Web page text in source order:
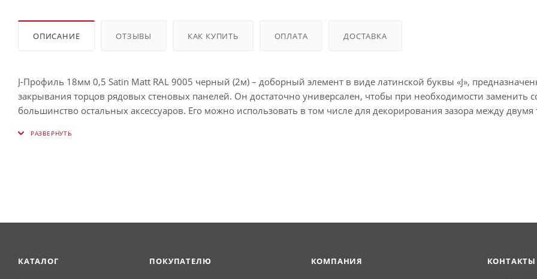
ОПИСАНИЕ ОТЗЫВЫ КАК КУПИТЬ ОПЛАТА ДОСТАВКА
J-Профиль 18мм 0,5 Satin Matt RAL 9005 черный (2м) – доборный элемент в виде латинской буквы «J»,
закрывания торцов рядовых стеновых панелей. Он достаточно универсален, чтобы при необходимости заменить
большинство остальных аксессуаров. Его можно использовать в том числе для декорирования зазора между
КАТАЛОГ ПОКУПАТЕЛЮ КОМПАНИЯ КОНТАКТЫ